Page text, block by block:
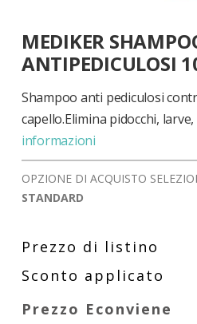
all'inizio
della
galleria
di
immagini
MEDIKER
ANTIPEDICULOSI
Shampoo anti pediculosi
capello.Elimina pidocchi,
informazioni
OPZIONE DI ACQUISTO
STANDARD